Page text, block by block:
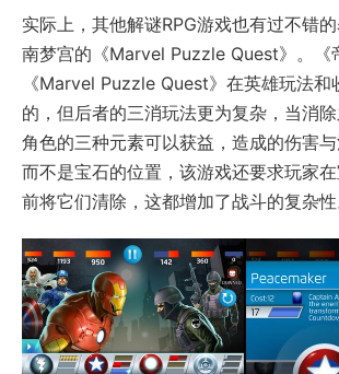
实际上，其他解谜RPG游戏也有过不错
南梦宫的《Marvel Puzzle Quest》。《
《Marvel Puzzle Quest》在英雄玩法和
的，但后者的三消玩法更为复杂，当消
角色的三种元素可以获益，造成的伤害与
而不是宝石的位置，该游戏还要求玩家
前将它们清除，这都增加了战斗的复杂性